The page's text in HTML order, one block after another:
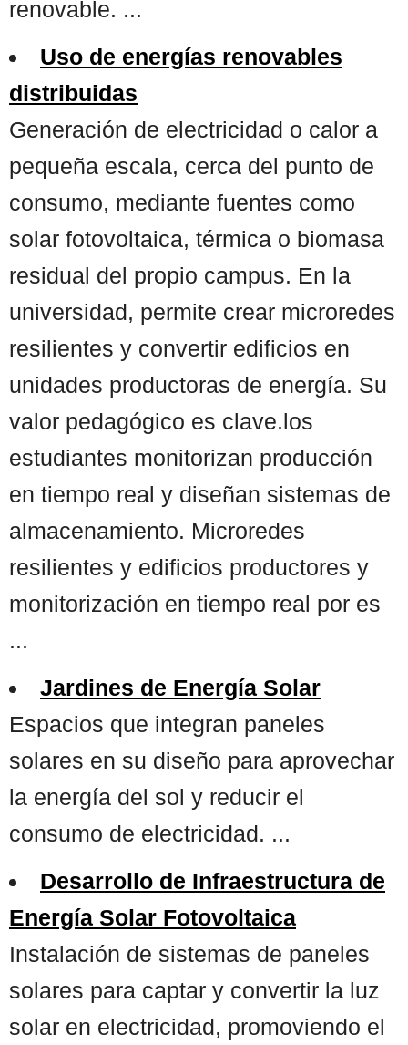
renovable. ...
Uso de energías renovables
distribuidas
Generación de electricidad o calor a
pequeña escala, cerca del punto de
consumo, mediante fuentes como
solar fotovoltaica, térmica o biomasa
residual del propio campus. En la
universidad, permite crear microredes
resilientes y convertir edificios en
unidades productoras de energía. Su
valor pedagógico es clave.los
estudiantes monitorizan producción
en tiempo real y diseñan sistemas de
almacenamiento. Microredes
resilientes y edificios productores y
monitorización en tiempo real por es
...
Jardines de Energía Solar
Espacios que integran paneles
solares en su diseño para aprovechar
la energía del sol y reducir el
consumo de electricidad. ...
Desarrollo de Infraestructura de
Energía Solar Fotovoltaica
Instalación de sistemas de paneles
solares para captar y convertir la luz
solar en electricidad, promoviendo el